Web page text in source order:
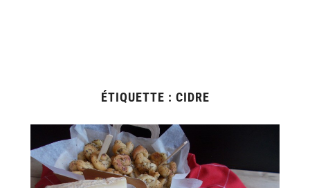
ÉTIQUETTE : CIDRE